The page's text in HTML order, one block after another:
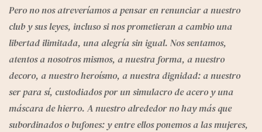
Pero no nos atreveríamos a pensar en renunciar a nuestro
club y sus leyes, incluso si nos prometieran a cambio una
libertad ilimitada, una alegría sin igual. Nos sentamos,
atentos a nosotros mismos, a nuestra forma, a nuestro
decoro, a nuestro heroísmo, a nuestra dignidad: a nuestro
ser para sí, custodiados por un simulacro de acero y una
máscara de hierro. A nuestro alrededor no hay más que
subordinados o bufones: y entre ellos ponemos a las mujeres,